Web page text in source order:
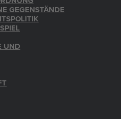
GEGENSTÄNDE
UND